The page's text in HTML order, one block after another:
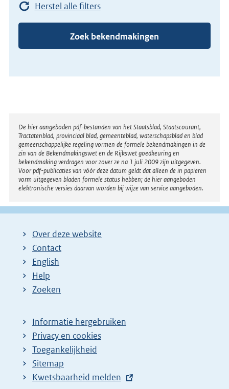
Herstel alle filters
Zoek bekendmakingen
Disclaimer
De hier aangeboden pdf-bestanden van het Staatsblad, Staatscourant,
Tractatenblad, provinciaal blad, gemeenteblad, waterschapsblad en blad
gemeenschappelijke regeling vormen de formele bekendmakingen in de
zin van de Bekendmakingswet en de Rijkswet goedkeuring en
bekendmaking verdragen voor zover ze na 1 juli 2009 zijn uitgegeven.
Voor pdf-publicaties van vóór deze datum geldt dat alleen de in papieren
vorm uitgegeven bladen formele status hebben; de hier aangeboden
elektronische versies daarvan worden bij wijze van service aangeboden.
Over deze website
Contact
English
Help
Zoeken
Informatie hergebruiken
Privacy en cookies
Toegankelijkheid
Sitemap
E
Kwetsbaarheid melden